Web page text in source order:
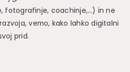
fotografinje, coachinje,…) in ne
vemo, kako lahko digitalni
prid.